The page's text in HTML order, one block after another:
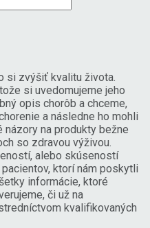
si zvýšiť kvalitu života.
si uvedomujeme jeho
opis chorôb a chceme,
a následne ho mohli
názory na produkty bežne
so zdravou výživou.
alebo skúseností
ktorí nám poskytli
informácie, ktoré
či už na
kvalifikovaných